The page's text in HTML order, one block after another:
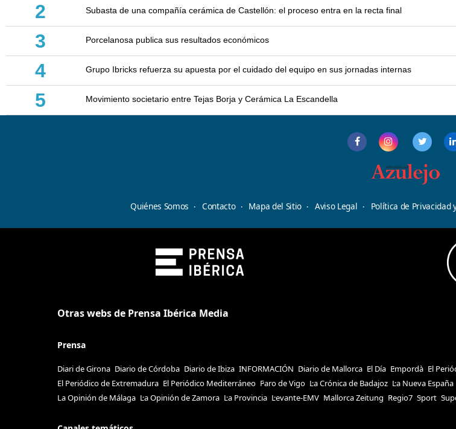
2 Subasta de una compañía cerámica de Castellón: el proceso entra en la recta final
3 Porcelanosa publica sus resultados económicos
4 Grupo Ibricks refuerza su apuesta por el cuidado del equipo en sus jornadas internas
5 Movimiento societario entre Tejas Borja y Cerámica La Escandella
Quiénes Somos Contacto Mapa del Sitio Aviso Legal Política de Privacidad
Otras webs de Prensa Ibérica Media
Prensa
Diari de Girona Diario de Córdoba Diario de Ibiza INFORMACIÓN Diario de Mallorca El Día Empordà El
El Periódico de Extremadura El Periódico Mediterráneo Faro de Vigo La Crónica de Badajoz La Nueva España
La Opinión de Málaga La Opinión de Zamora La Provincia Levante-EMV Mallorca Zeitung Regio7 Sport